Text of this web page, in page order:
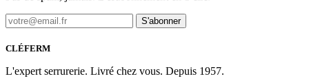
S'abonner
CLÉFERM
L'expert serrurerie. Livré chez vous. Depuis 1957.